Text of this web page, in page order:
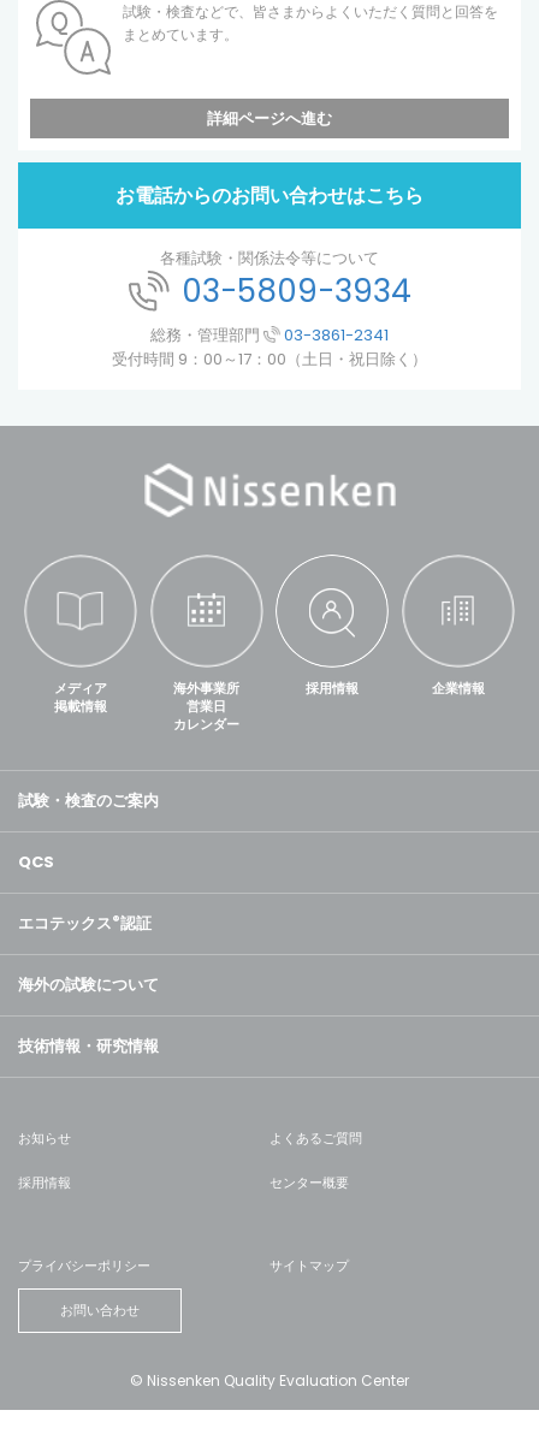
試験・検査などで、皆さまからよくいただく質問と回答を
まとめています。
詳細ページへ進む
お電話からのお問い合わせはこちら
各種試験・関係法令等について
03-5809-3934
総務・管理部門
03-3861-2341
受付時間 9：00～17：00（土日・祝日除く）
メディア
掲載情報
海外事業所
営業日
カレンダー
採用情報 企業情報
試験・検査のご案内
QCS
エコテックス®認証
海外の試験について
技術情報・研究情報
お知らせ よくあるご質問
採用情報 センター概要
プライバシーポリシー サイトマップ
お問い合わせ
© Nissenken Quality Evaluation Center